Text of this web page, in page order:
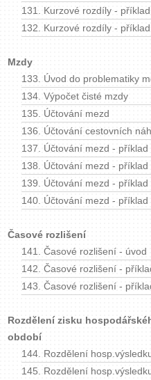
131. Kurzové rozdíly -
132. Kurzové rozdíly -
Mzdy
133. Úvod do problematiky
134. Výpočet čisté mzdy
135. Účtování mezd
136. Účtování cestovních
137. Účtování mezd - příklad
138. Účtování mezd - příklad
139. Účtování mezd - příklad
140. Účtování mezd - příklad
Časové rozlišení
141. Časové rozlišení - úvod
142. Časové rozlišení -
143. Časové rozlišení -
Rozdělení zisku
období
144. Rozdělení
145. Rozdělení